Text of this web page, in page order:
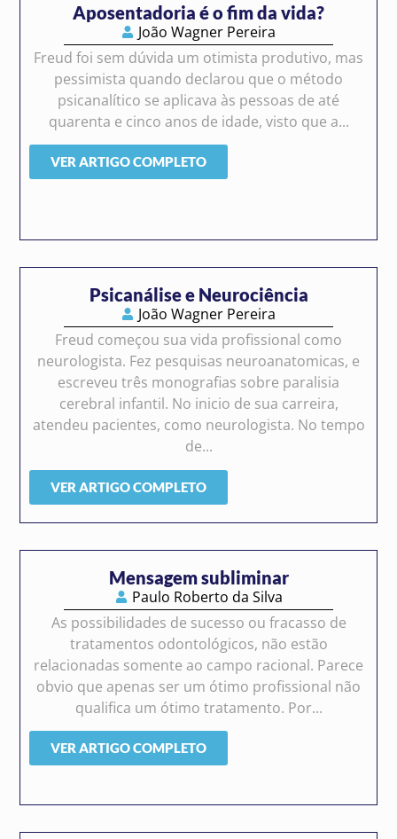
Aposentadoria é o fim da vida?
João Wagner Pereira
Freud foi sem dúvida um otimista produtivo, mas
pessimista quando declarou que o método
psicanalítico se aplicava às pessoas de até
quarenta e cinco anos de idade, visto que a...
VER ARTIGO COMPLETO
Psicanálise e Neurociência
João Wagner Pereira
Freud começou sua vida profissional como
neurologista. Fez pesquisas neuroanatomicas, e
escreveu três monografias sobre paralisia
cerebral infantil. No inicio de sua carreira,
atendeu pacientes, como neurologista. No tempo
de...
VER ARTIGO COMPLETO
Mensagem subliminar
Paulo Roberto da Silva
As possibilidades de sucesso ou fracasso de
tratamentos odontológicos, não estão
relacionadas somente ao campo racional. Parece
obvio que apenas ser um ótimo profissional não
qualifica um ótimo tratamento. Por...
VER ARTIGO COMPLETO